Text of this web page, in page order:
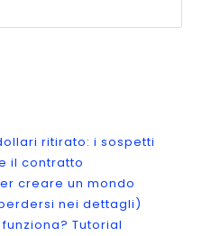
ritirato: i sospetti
il contratto
creare un mondo
nei dettagli)
Tutorial